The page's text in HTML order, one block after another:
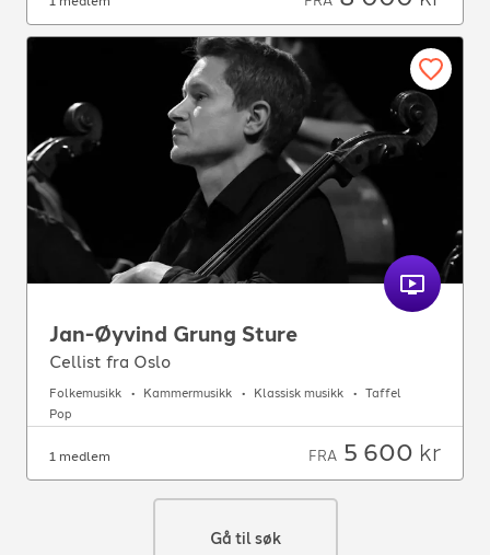
Jan-Øyvind Grung Sture
Cellist fra Oslo
Folkemusikk Kammermusikk Klassisk musikk
Taffel
Pop
1 medlem FRA 5 600 kr
Gå til søk